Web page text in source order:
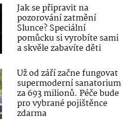
Jak se připravit na
pozorování zatmění
Slunce? Speciální
pomůcku si vyrobíte sami
a skvěle zabavíte děti
Už od září začne fungovat
supermoderní sanatorium
za 693 milionů. Péče bude
pro vybrané pojištěnce
zdarma